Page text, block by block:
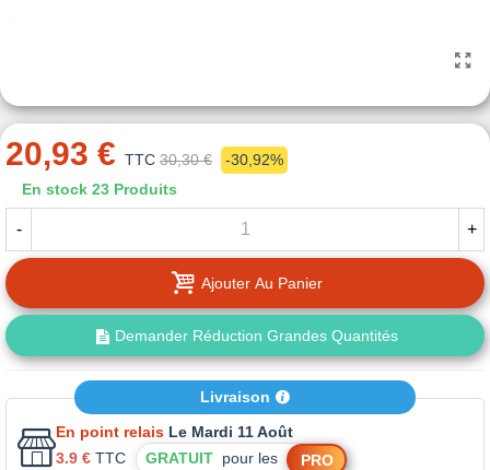
20,93 € TTC 30,30 €
-30,92%
En stock 23 Produits
- +
Ajouter Au Panier
Demander Réduction Grandes Quantités
Livraison
En point relais Le Mardi 11 Août
3.9 € TTC GRATUIT pour les PRO